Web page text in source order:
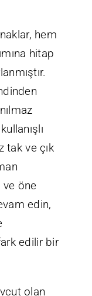
hem
hitap
tak ve çık
ve öne
edin,
edilir bir
olan